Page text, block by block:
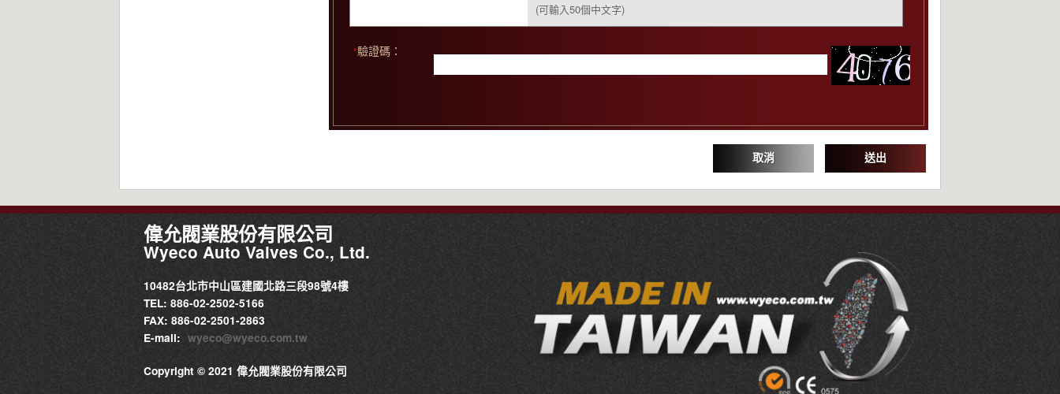
(可輸入50個中文字)
*驗證碼：
取消 送出
偉允閥業股份有限公司
Wyeco Auto Valves Co., Ltd.
10482台北市中山區建國北路三段98號4樓
TEL: 886-02-2502-5166
FAX: 886-02-2501-2863
E-mail: wyeco@wyeco.com.tw
Copyright © 2021 偉允閥業股份有限公司